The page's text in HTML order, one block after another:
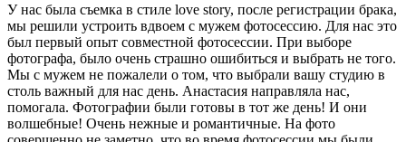
У нас была съемка в стиле love story, после регистрации брака,
мы решили устроить вдвоем с мужем фотосессию. Для нас это
был первый опыт совместной фотосессии. При выборе
фотографа, было очень страшно ошибиться и выбрать не того.
Мы с мужем не пожалели о том, что выбрали вашу студию в
столь важный для нас день. Анастасия направляла нас,
помогала. Фотографии были готовы в тот же день! И они
волшебные! Очень нежные и романтичные. На фото